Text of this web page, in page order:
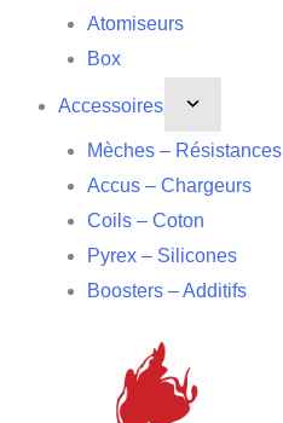
Atomiseurs
Box
Accessoires
Mèches – Résistances
Accus – Chargeurs
Coils – Coton
Pyrex – Silicones
Boosters – Additifs